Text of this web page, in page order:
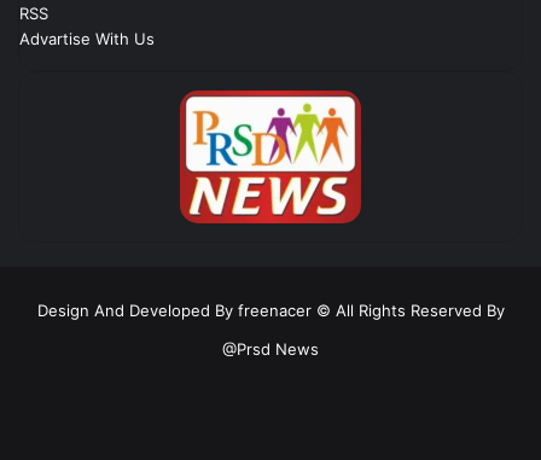
RSS
Advartise With Us
Design And Developed By freenacer © All Rights Reserved By
@Prsd News